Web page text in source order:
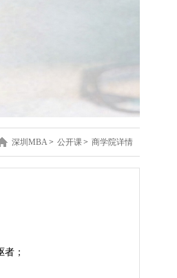
深圳MBA> 公开课> 商学院详情
；